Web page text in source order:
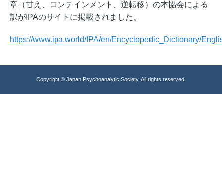
章（甘え、コンテインメント、逆転移）の本協会による
訳がIPAのサイトに掲載されました。
https://www.ipa.world/IPA/en/Encyclopedic_Dictionary/
Copyright © Japan Psychoanalytic Society. All rights reserved.